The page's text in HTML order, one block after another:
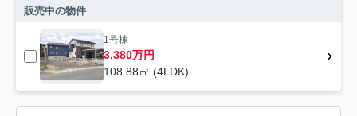
販売中の物件
1号棟
3,380万円
108.88㎡ (4LDK)